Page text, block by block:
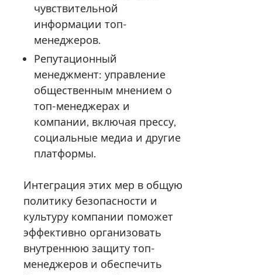
чувствительной
информации топ-
менеджеров.
Репутационный
менеджмент: управление
общественным мнением о
топ-менеджерах и
компании, включая прессу,
социальные медиа и другие
платформы.
Интеграция этих мер в общую
политику безопасности и
культуру компании поможет
эффективно организовать
внутреннюю защиту топ-
менеджеров и обеспечить